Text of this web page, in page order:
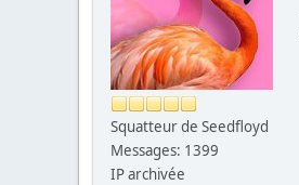
Squatteur de Seedfloyd
Messages: 1399
IP archivée